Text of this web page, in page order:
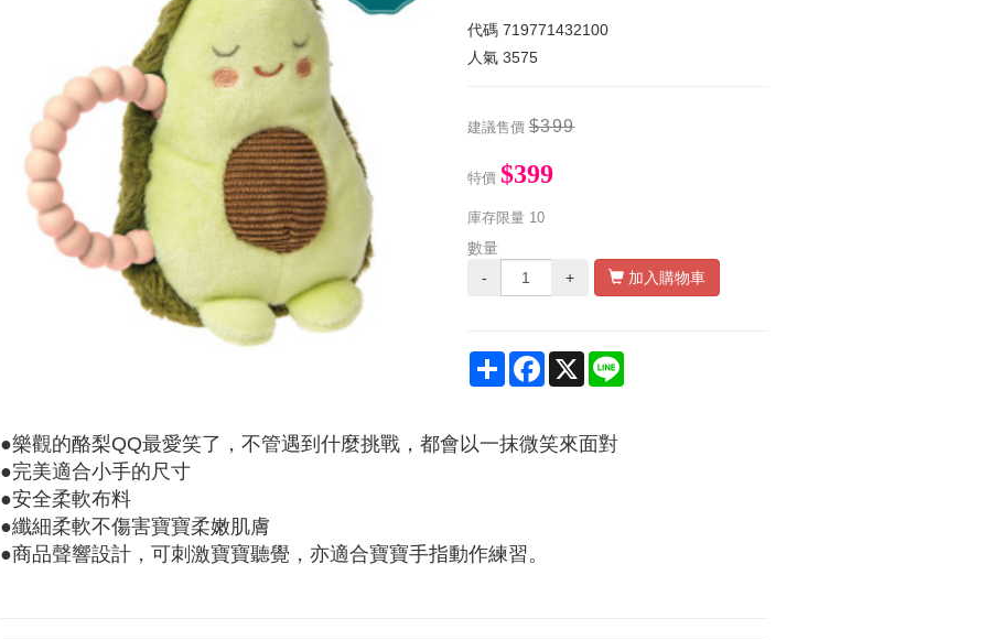
代碼 719771432100
人氣 3575
建議售價 $399
特價 $399
庫存限量 10
數量
-
+ 加入購物車
ShareFacebook
X Line
●樂觀的酪梨QQ最愛笑了，不管遇到什麼挑戰，都會以一抹微笑來面對
●完美適合小手的尺寸
●安全柔軟布料
●纖細柔軟不傷害寶寶柔嫩肌膚
●商品聲響設計，可刺激寶寶聽覺，亦適合寶寶手指動作練習。